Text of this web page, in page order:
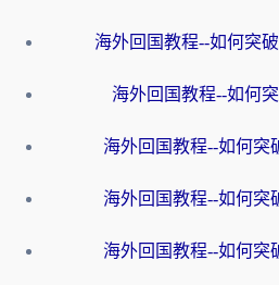
海外回国教程--如何突
海外回国教程--如何
海外回国教程--如何突
海外回国教程--如何突
海外回国教程--如何突